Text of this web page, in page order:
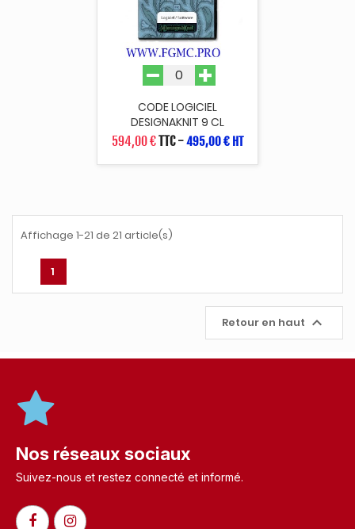
CODE LOGICIEL
DESIGNAKNIT 9 CL
594,00 €TTC-495,00 € HT
Affichage 1-21 de 21 article(s)
1
Retour en haut 
Nos réseaux sociaux
Suivez-nous et restez connecté et informé.​